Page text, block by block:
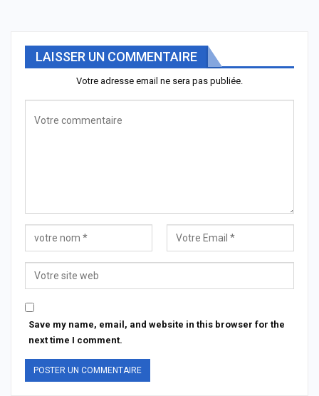
LAISSER UN COMMENTAIRE
Votre adresse email ne sera pas publiée.
Save my name, email, and website in this browser for the
next time I comment.